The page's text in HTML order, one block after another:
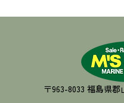
証の保険者番号などの
第2条（個人情報の収集
弊社は，ユーザーが利
日，住所，電話番号，
クレジットカード番号
〒963-8033 福島県